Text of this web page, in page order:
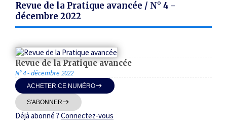
Thématiques
Revue de la Pratique avancée / N° 4 -
décembre 2022
Revue de la Pratique avancée
N° 4 - décembre 2022
ACHETER CE NUMÉRO
S'ABONNER
Déjà abonné ? Connectez-vous